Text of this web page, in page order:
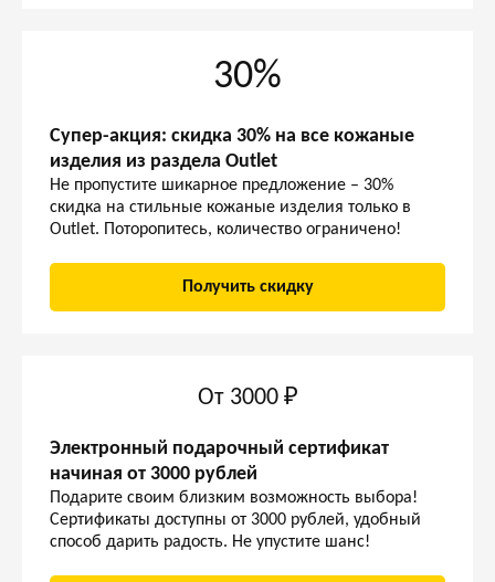
30%
Супер-акция: скидка 30% на все кожаные
изделия из раздела Outlet
Не пропустите шикарное предложение – 30%
скидка на стильные кожаные изделия только в
Outlet. Поторопитесь, количество ограничено!
Получить скидку
От 3000 ₽
Электронный подарочный сертификат
начиная от 3000 рублей
Подарите своим близким возможность выбора!
Сертификаты доступны от 3000 рублей, удобный
способ дарить радость. Не упустите шанс!